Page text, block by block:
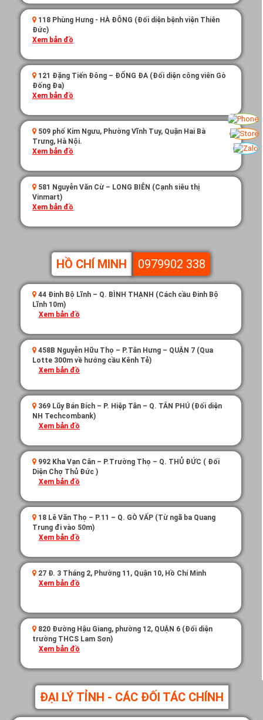
118 Phùng Hưng - HÀ ĐÔNG (Đối diện bệnh viện Thiên
Đức)
Xem bản đồ
121 Đặng Tiến Đông – ĐỐNG ĐA (Đối diện công viên Gò
Đống Đa)
Xem bản đồ
509 phố Kim Ngưu, Phường Vĩnh Tuy, Quận Hai Bà
Trưng, Hà Nội.
Xem bản đồ
581 Nguyễn Văn Cừ – LONG BIÊN (Cạnh siêu thị
Vinmart)
Xem bản đồ
HỒ CHÍ MINH 0979902 338
44 Đinh Bộ Lĩnh – Q. BÌNH THẠNH (Cách cầu Đinh Bộ
Lĩnh 10m)
Xem bản đồ
458B Nguyễn Hữu Thọ – P.Tân Hưng – QUẬN 7 (Qua
Lotte 300m về hướng cầu Kênh Tẻ)
Xem bản đồ
369 Lũy Bán Bích – P. Hiệp Tân – Q. TÂN PHÚ (Đối diện
NH Techcombank)
Xem bản đồ
992 Kha Vạn Cân – P.Trường Thọ – Q. THỦ ĐỨC ( Đối
Diện Chợ Thủ Đức )
Xem bản đồ
18 Lê Văn Thọ – P.11 – Q. GÒ VẤP (Từ ngã ba Quang
Trung đi vào 50m)
Xem bản đồ
27 Đ. 3 Tháng 2, Phường 11, Quận 10, Hồ Chí Minh
Xem bản đồ
820 Đường Hậu Giang, phường 12, QUẬN 6 (Đối diện
trường THCS Lam Sơn)
Xem bản đồ
ĐẠI LÝ TỈNH - CÁC ĐỐI TÁC CHÍNH